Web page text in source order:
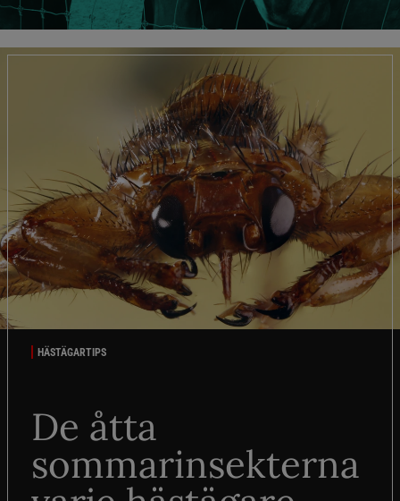
HÄSTÄGARTIPS
De åtta
sommarinsekterna